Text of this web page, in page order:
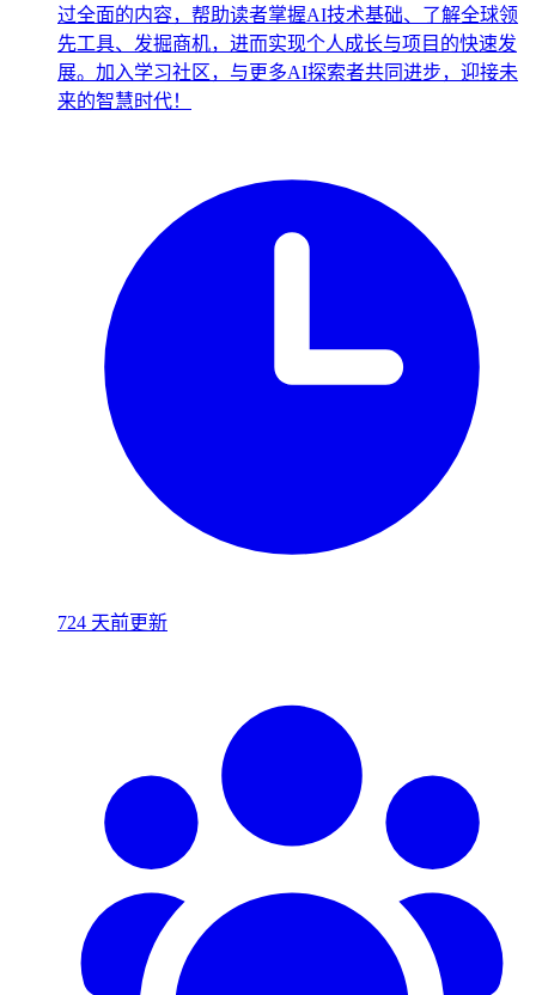
过全面的内容，帮助读者掌握AI技术基础、了解全球领
先工具、发掘商机，进而实现个人成长与项目的快速发
展。加入学习社区，与更多AI探索者共同进步，迎接未
来的智慧时代！
724 天前更新